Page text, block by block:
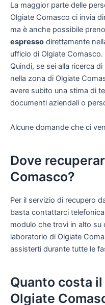
La maggior parte delle
Olgiate Comasco ci invia
ma è anche possibile
espresso direttamente
ufficio di Olgiate Comasco.
Quindi, se sei alla ricerca
nella zona di Olgiate
avere subito una stima di
documenti aziendali o
Alcune domande che ci
Dove
Comasco?
Per il servizio di recupero
basta contattarci
modulo che trovi in alto su
laboratorio di Olgiate
assisterti durante tutte le
Quanto costa
Olgiate